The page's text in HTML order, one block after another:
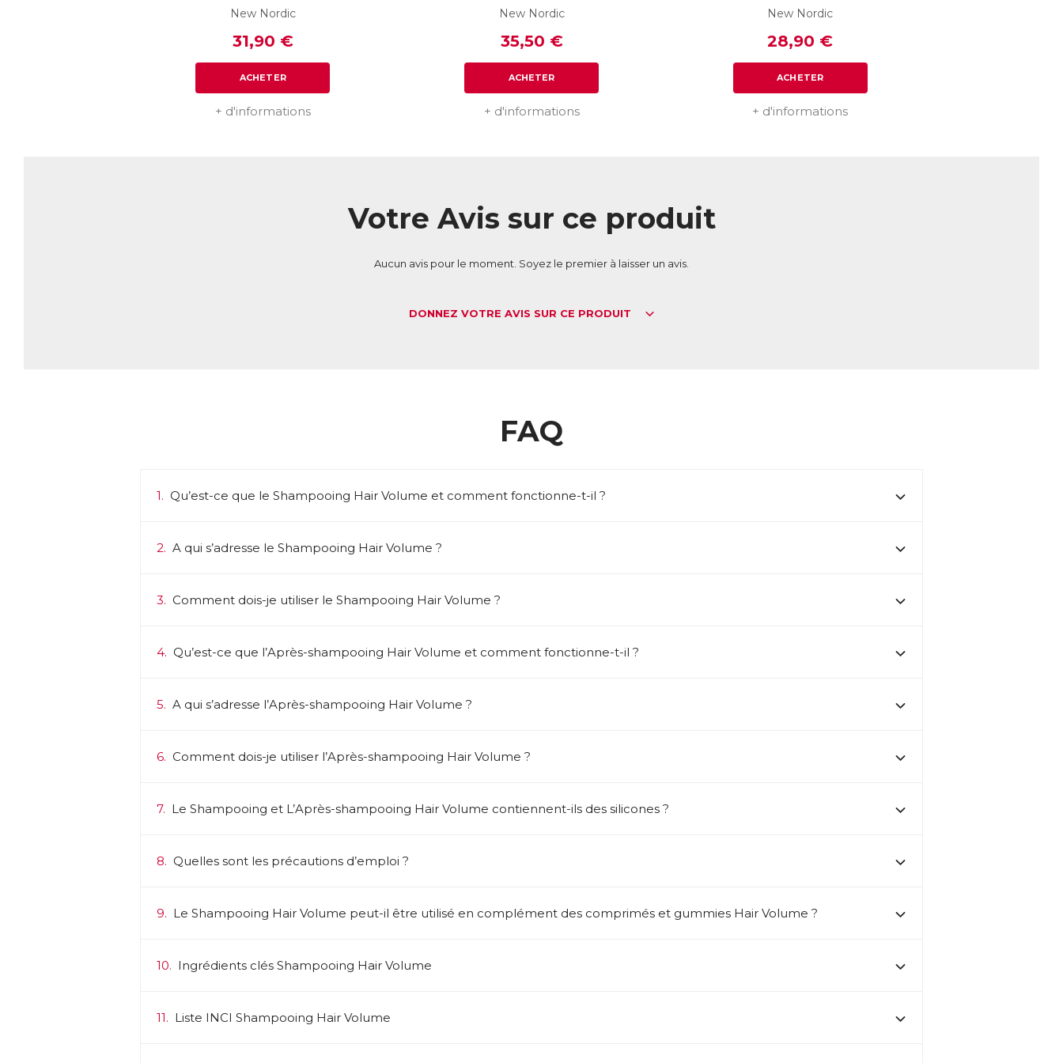
New Nordic
31,90 €
ACHETER
+ d'informations
New Nordic
35,50 €
ACHETER
+ d'informations
New Nordic
28,90 €
ACHETER
+ d'informations
Votre Avis sur ce produit
Aucun avis pour le moment. Soyez le premier à laisser un avis.
DONNEZ VOTRE AVIS SUR CE PRODUIT
FAQ
1. Qu’est-ce que le Shampooing Hair Volume et comment fonctionne-t-il ?
2. A qui s’adresse le Shampooing Hair Volume ?
3. Comment dois-je utiliser le Shampooing Hair Volume ?
4. Qu’est-ce que l’Après-shampooing Hair Volume et comment fonctionne-t-il ?
5. A qui s’adresse l’Après-shampooing Hair Volume ?
6. Comment dois-je utiliser l’Après-shampooing Hair Volume ?
7. Le Shampooing et L’Après-shampooing Hair Volume contiennent-ils des silicones ?
8. Quelles sont les précautions d’emploi ?
9. Le Shampooing Hair Volume peut-il être utilisé en complément des comprimés et gummies Hair Volume ?
10. Ingrédients clés Shampooing Hair Volume
11. Liste INCI Shampooing Hair Volume